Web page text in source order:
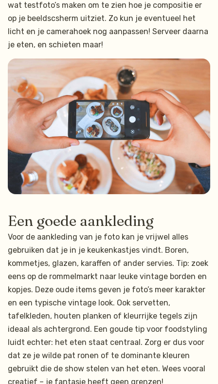
wat testfoto’s maken om te zien hoe je compositie er
op je beeldscsherm uitziet. Zo kun je eventueel het
licht en je camerahoek nog aanpassen! Serveer daarna
je eten, en schieten maar!
Een goede aankleding
Voor de aankleding van je foto kan je vrijwel alles
gebruiken dat je in je keukenkastjes vindt. Boren,
kommetjes, glazen, karaffen of ander servies. Tip: zoek
eens op de rommelmarkt naar leuke vintage borden en
kopjes. Deze oude items geven je foto’s meer karakter
en een typische vintage look. Ook servetten,
tafelkleden, houten planken of kleurrijke tegels zijn
ideaal als achtergrond. Een goude tip voor foodstyling
luidt echter: het eten staat centraal. Zorg er dus voor
dat ze je wilde pat ronen of te dominante kleuren
gebruikt die de show stelen van het eten. Wees vooral
creatief – je fantasie heeft geen grenzen!